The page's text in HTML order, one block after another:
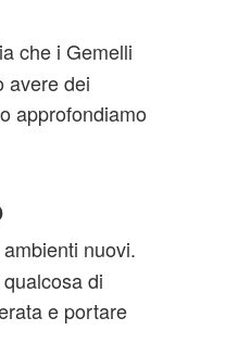
che i Gemelli
avere dei
approfondiamo
nuovi.
di
e portare